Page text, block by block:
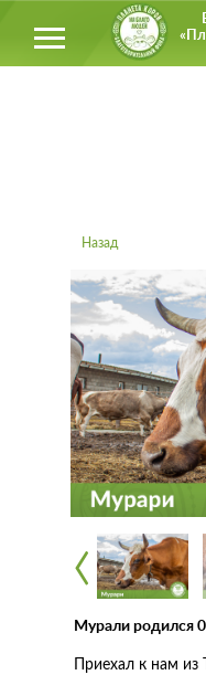
‹
‹
Приехал к нам
Назад
Мурали родился